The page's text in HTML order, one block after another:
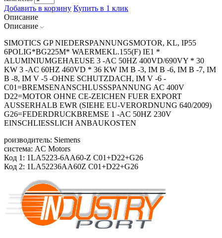
Добавить в корзину Купить в 1 клик
Описание
Описание
SIMOTICS GP NIEDERSPANNUNGSMOTOR, KL, IP55
6POLIG*BG225M* WAERMEKL.155(F) IE1 *
ALUMINIUMGEHAEUSE 3 -AC 50HZ 400VD/690VY * 30
KW 3 -AC 60HZ 460VD * 36 KW IM B -3, IM B -6, IM B -7, IM
B -8, IM V -5 -OHNE SCHUTZDACH, IM V -6 -
C01=BREMSENANSCHLUSSSPANNUNG AC 400V
D22=MOTOR OHNE CE-ZEICHEN FUER EXPORT
AUSSERHALB EWR (SIEHE EU-VERORDNUNG 640/2009)
G26=FEDERDRUCKBREMSE 1 -AC 50HZ 230V
EINSCHLIESSLICH ANBAUKOSTEN
роизводитель: Siemens
система: AC Motors
Код 1: 1LA5223-6AA60-Z C01+D22+G26
Код 2: 1LA52236AA60Z C01+D22+G26